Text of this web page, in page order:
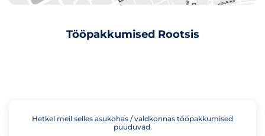
Tööpakkumised Rootsis
Hetkel meil selles asukohas / valdkonnas tööpakkumised
puuduvad.